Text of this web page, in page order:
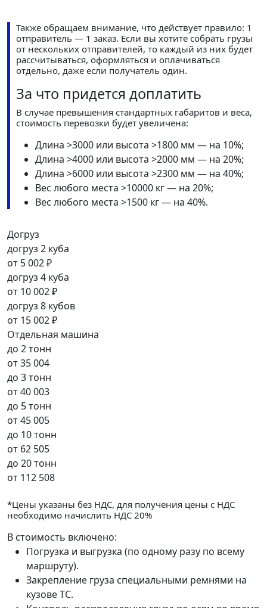
Также обращаем внимание, что действует правило: 1
отправитель — 1 заказ. Если вы хотите собрать грузы
от нескольких отправителей, то каждый из них будет
рассчитываться, оформляться и оплачиваться
отдельно, даже если получатель один.
За что придется доплатить
В случае превышения стандартных габаритов и веса,
стоимость перевозки будет увеличена:
Длина >3000 или высота >1800 мм — на 10%;
Длина >4000 или высота >2000 мм — на 20%;
Длина >6000 или высота >2300 мм — на 40%;
Вес любого места >10000 кг — на 20%;
Вес любого места >1500 кг — на 40%.
Догруз
догруз 2 куба
от 5 002 ₽
догруз 4 куба
от 10 002 ₽
догруз 8 кубов
от 15 002 ₽
Отдельная машина
до 2 тонн
от35 004
до 3 тонн
от40 003
до 5 тонн
от45 005
до 10 тонн
от 62 505
до 20 тонн
от 112 508
*Цены указаны без НДС, для получения цены с НДС
необходимо начислить НДС 20%
В стоимость включено:
Погрузка и выгрузка (по одному разу по всему
маршруту).
Закрепление груза специальными ремнями на
кузове ТС.